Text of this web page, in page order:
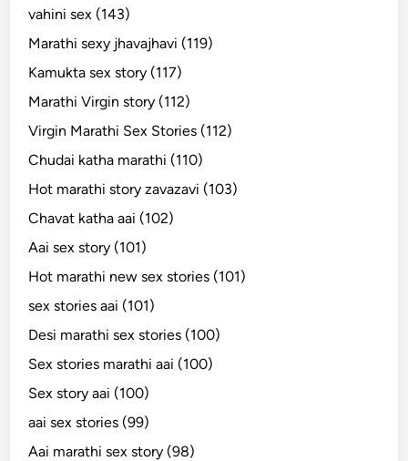
vahini sex (143)
Marathi sexy jhavajhavi (119)
Kamukta sex story (117)
Marathi Virgin story (112)
Virgin Marathi Sex Stories (112)
Chudai katha marathi (110)
Hot marathi story zavazavi (103)
Chavat katha aai (102)
Aai sex story (101)
Hot marathi new sex stories (101)
sex stories aai (101)
Desi marathi sex stories (100)
Sex stories marathi aai (100)
Sex story aai (100)
aai sex stories (99)
Aai marathi sex story (98)